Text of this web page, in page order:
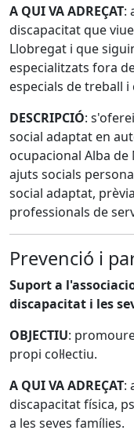
A QUI VA ADREÇAT:
discapacitat que
Llobregat i que
especialitzats fora
especials de treball
DESCRIPCIÓ:
social adaptat en
ocupacional Alba
ajuts socials
social adaptat,
professionals de
Prevenció i
Suport a
discapacitat i les
OBJECTIU:
propi col·lectiu.
A QUI VA ADREÇAT:
discapacitat física,
a les seves famílies.